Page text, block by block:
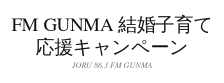
ン
テ
FM GUNMA 結婚子育て
応援キャンペーン
JORU 86.3 FM GUNMA